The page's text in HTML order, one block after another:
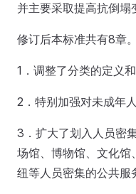
并主要采取提高抗倒塌
修订后本标准共有8章
1．调整了分类的定义和
2．特别加强对未成年
3．扩大了划入人员密
场馆、博物馆、文化馆
纽等人员密集的公共服